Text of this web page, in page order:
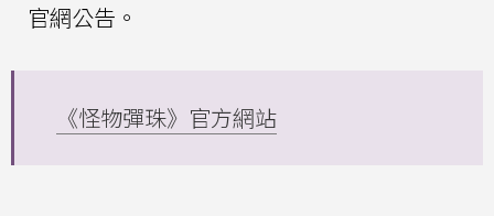
官網公告。
《怪物彈珠》官方網站